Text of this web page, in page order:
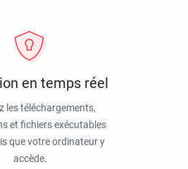
en temps réel
les téléchargements,
et fichiers exécutables
que votre ordinateur y
accède.